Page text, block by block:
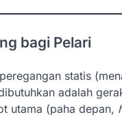
bagi Pelari
statis
adalah
utama (paha depan,